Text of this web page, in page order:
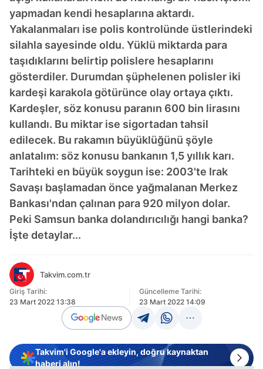
yapmadan kendi hesaplarına aktardı.
Yakalanmaları ise polis kontrolünde üstlerindeki
silahla sayesinde oldu. Yüklü miktarda para
taşıdıklarını belirtip polislere hesaplarını
gösterdiler. Durumdan şüphelenen polisler iki
kardeşi karakola götürünce olay ortaya çıktı.
Kardeşler, söz konusu paranın 600 bin lirasını
kullandı. Bu miktar ise sigortadan tahsil
edilecek. Bu rakamın büyüklüğünü şöyle
anlatalım: söz konusu bankanın 1,5 yıllık karı.
Tarihteki en büyük soygun ise: 2003'te Irak
Savaşı başlamadan önce yağmalanan Merkez
Bankası'ndan çalınan para 920 milyon dolar.
Peki Samsun banka dolandırıcılığı hangi banka?
İşte detaylar...
Takvim.com.tr
Giriş Tarihi:
23 Mart 2022 13:38
Güncelleme Tarihi:
23 Mart 2022 14:09
Takvim'i Google'a ekleyin, doğru kaynaktan
haberi alın!